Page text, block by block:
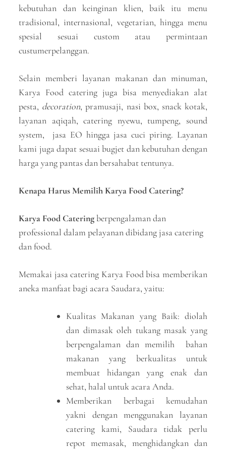
kebutuhan dan keinginan klien, baik itu menu
tradisional, internasional, vegetarian, hingga menu
spesial sesuai custom atau permintaan
custumerpelanggan.
Selain memberi layanan makanan dan minuman,
Karya Food catering juga bisa menyediakan alat
pesta, decoration, pramusaji, nasi box, snack kotak,
layanan aqiqah, catering nyewu, tumpeng, sound
system, jasa EO hingga jasa cuci piring. Layanan
kami juga dapat sesuai bugjet dan kebutuhan dengan
harga yang pantas dan bersahabat tentunya.
Kenapa Harus Memilih Karya Food Catering?
Karya Food Catering berpengalaman dan
professional dalam pelayanan dibidang jasa catering
dan food.
Memakai jasa catering Karya Food bisa memberikan
aneka manfaat bagi acara Saudara, yaitu:
Kualitas Makanan yang Baik: diolah
dan dimasak oleh tukang masak yang
berpengalaman dan memilih bahan
makanan yang berkualitas untuk
membuat hidangan yang enak dan
sehat, halal untuk acara Anda.
Memberikan berbagai kemudahan
yakni dengan menggunakan layanan
catering kami, Saudara tidak perlu
repot memasak, menghidangkan dan